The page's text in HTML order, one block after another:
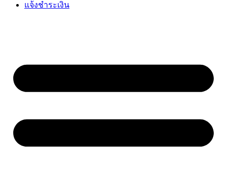
แจ้งชำระเงิน